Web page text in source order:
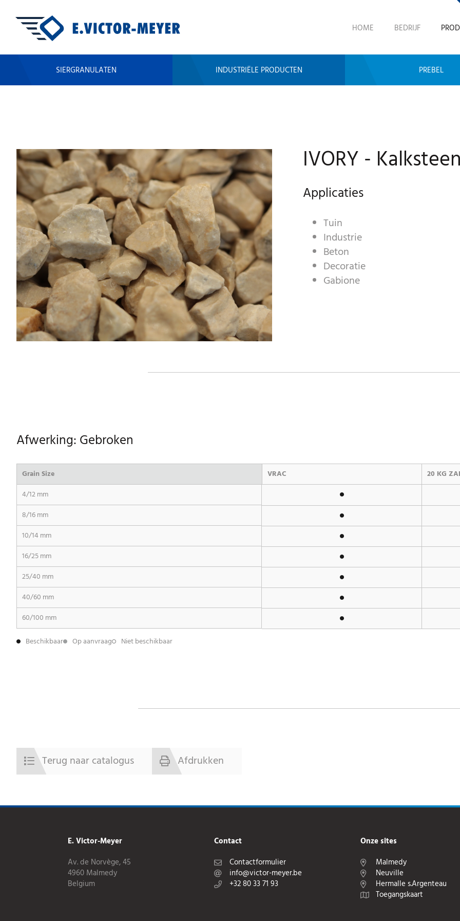
HOME BEDRIJF
SIERGRANULATEN INDUSTRIËLE PRODUCTEN PREBEL
IVORY -
Applicaties
Tuin
Industrie
Beton
Decoratie
Gabione
Afwerking: Gebroken
Grain Size VRAC
20 KG
4/12 mm
8/16 mm
10/14 mm
16/25 mm
25/40 mm
40/60 mm
60/100 mm
Beschikbaar
Op aanvraag Niet beschikbaar
Terug naar catalogus Afdrukken
E. Victor-Meyer
Av. de Norvège, 45
4960 Malmedy
Belgium
Contact
Contactformulier
info@victor-meyer.be
+32 80 33 71 93
Onze sites
Malmedy
Neuville
Hermalle s.Argenteau
Toegangskaart